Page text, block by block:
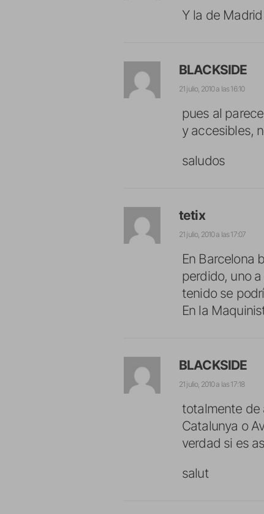
Y la de
BLACKSIDE
21 julio, 2010 a las 16:10
pues al
y accesibles,
saludos
tetix
21 julio, 2010 a las 17:07
En Barcelona
perdido, uno
tenido se
En la
BLACKSIDE
21 julio, 2010 a las 17:18
totalmente de
Catalunya o
verdad si es
salut